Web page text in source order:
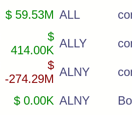
$ 59.53M ALL
$
414.00K
ALLY
$
-274.29M
ALNY
$ 0.00K ALNY